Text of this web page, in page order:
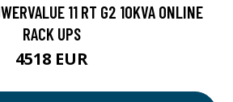
11 RT G2 10KVA ONLINE
RACK UPS
4518 EUR